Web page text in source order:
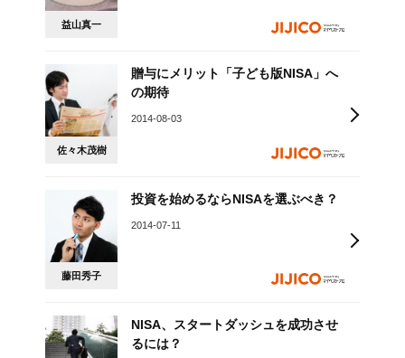
益山真一
佐々木茂樹
贈与にメリット「子ども版NISA」へ
の期待
2014-08-03
藤田秀子
投資を始めるならNISAを選ぶべき？
2014-07-11
NISA、スタートダッシュを成功させ
るには？